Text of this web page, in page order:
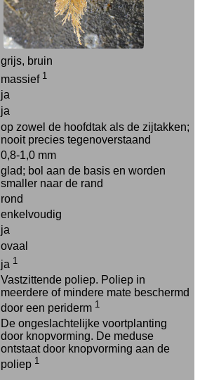
grijs, bruin
massief 1
ja
ja
op zowel de hoofdtak als de zijtakken;
nooit precies tegenoverstaand
0,8-1,0 mm
glad; bol aan de basis en worden
smaller naar de rand
rond
enkelvoudig
ja
ovaal
ja 1
Vastzittende poliep. Poliep in
meerdere of mindere mate beschermd
door een periderm 1
De ongeslachtelijke voortplanting
door knopvorming. De meduse
ontstaat door knopvorming aan de
poliep 1